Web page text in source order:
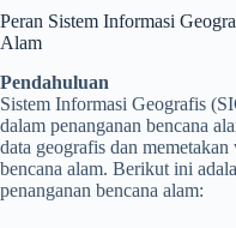
Peran Sistem Informasi
Alam
Pendahuluan
Sistem Informasi Geografis
dalam penanganan bencana
data geografis dan
bencana alam. Berikut ini
penanganan bencana alam: